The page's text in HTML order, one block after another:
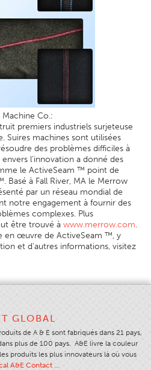
Machine Co.:
premiers industriels surjeteuse
Suires machines sont utilisées
des problèmes difficiles à
l’innovation a donné des
le ActiveSeam ™ point de
Basé à Fall River, MA le Merrow
par un réseau mondial de
notre engagement à fournir des
complexes. Plus
être trouvé à www.merrow.com.
en œuvre de ActiveSeam ™, y
et d’autres informations, visitez
GLOBAL
de A & E sont fabriqués dans 21 pays,
plus de 100 pays. A&E livre la couleur
produits les plus innovateurs là où vous
A&E Contact …